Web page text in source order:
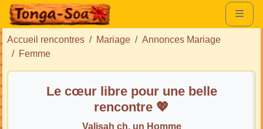
Accueil rencontres Mariage
Annonces Mariage
Femme
Le cœur libre pour une belle
rencontre 💖
Valisah ch. un Homme